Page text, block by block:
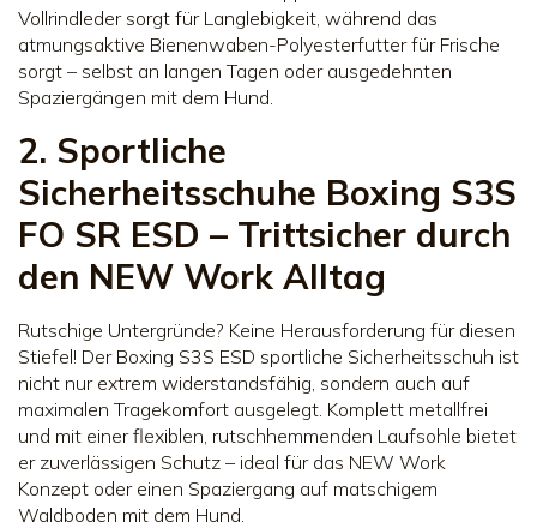
Vollrindleder sorgt für Langlebigkeit, während das
atmungsaktive Bienenwaben-Polyesterfutter für Frische
sorgt – selbst an langen Tagen oder ausgedehnten
Spaziergängen mit dem Hund.
2. Sportliche
Sicherheitsschuhe Boxing S3S
FO SR ESD – Trittsicher durch
den NEW Work Alltag
Rutschige Untergründe? Keine Herausforderung für diesen
Stiefel! Der Boxing S3S ESD sportliche Sicherheitsschuh ist
nicht nur extrem widerstandsfähig, sondern auch auf
maximalen Tragekomfort ausgelegt. Komplett metallfrei
und mit einer flexiblen, rutschhemmenden Laufsohle bietet
er zuverlässigen Schutz – ideal für das NEW Work
Konzept oder einen Spaziergang auf matschigem
Waldboden mit dem Hund.